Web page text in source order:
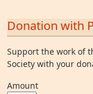
Donation with
Support the work of
Society with your
Amount